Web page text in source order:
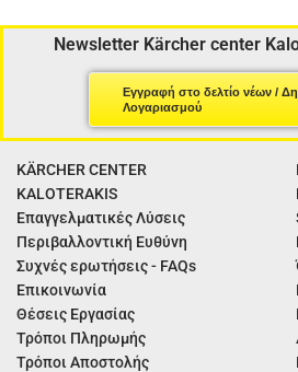
Newsletter Kärcher center
Εγγραφή στο δελτίο νέων /
Λογαριασμού
KÄRCHER CENTER
KALOTERAKIS
Επαγγελματικές Λύσεις
Περιβαλλοντική Ευθύνη
Συχνές ερωτήσεις - FAQs
Επικοινωνία
Θέσεις Εργασίας
Τρόποι Πληρωμής
Τρόποι Αποστολής